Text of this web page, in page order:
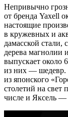
Непривычно
от бренда Yaxell
настоящие
в кружевных и
дамасской стали,
дерева магнолии
выпускает около
из них — шедевр.
из японского
столетий на
числе и Яксель —